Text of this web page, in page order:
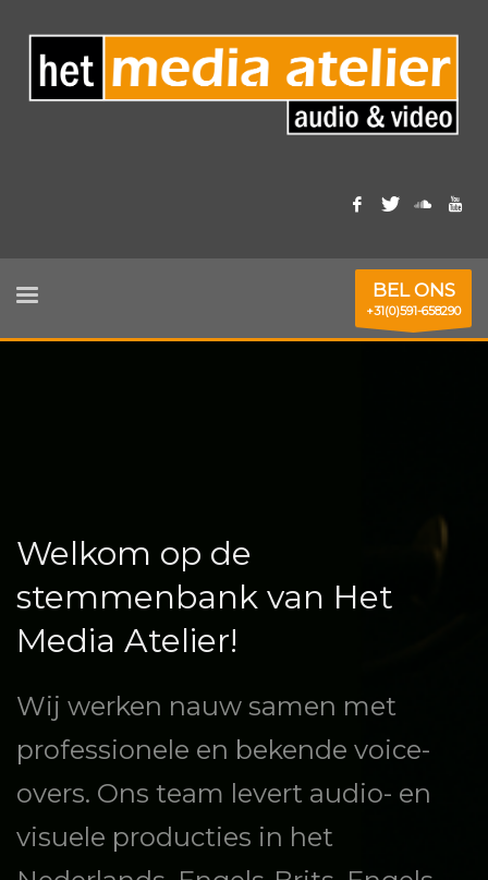
BEL ONS
+31(0)591-658290
Welkom op de
stemmenbank van Het
Media Atelier!
Wij werken nauw samen met
professionele en bekende voice-
overs. Ons team levert audio- en
visuele producties in het